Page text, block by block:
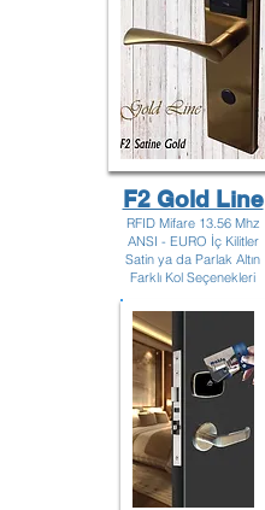
F2 Gold Line
RFID Mifare 13.56 Mhz
ANSI - EURO İç Kilitler
Satin ya da Parlak Altın
Farklı Kol Seçenekleri